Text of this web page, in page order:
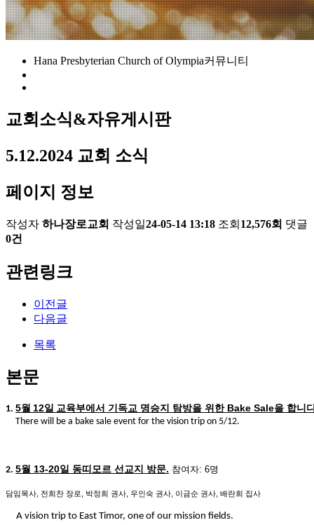
Hana Presbyterian Church of Olympia커뮤니티
교회소식&자유게시판
5.12.2024 교회 소식
페이지 정보
작성자 하나장로교회 작성일24-05-14 13:18 조회 12,576회 댓글
0건
관련링크
이전글
다음글
목록
본문
1. 5월 12일 교육부에서 기독교 명승지 탐방을 위한 Bake Sale을 합니
There will be a bake sale event for the vision trip on 5/12.
2. 5월 13-20일 동띠모르 선교지 방문. 참여자: 6명
담임목사 전희찬 장로 박정희 권사 우인숙 권사 이금순 권사 배란희 집사
A vision trip to East Timor, one of our mission fields.